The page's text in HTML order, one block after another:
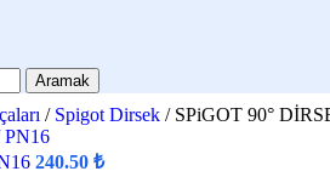
Aramak
/ Spigot Dirsek / SPiGOT 90°
240.50 ₺